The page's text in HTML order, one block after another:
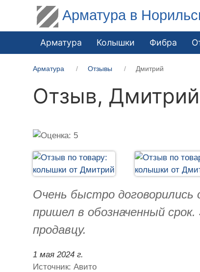
Арматура в
Арматура Колышки Фибра
Арматура Отзывы Дмитрий
Отзыв, Дмитрий
Очень быстро договорились
пришел в обозначенный
продавцу.
1 мая 2024 г.
Источник: Авито